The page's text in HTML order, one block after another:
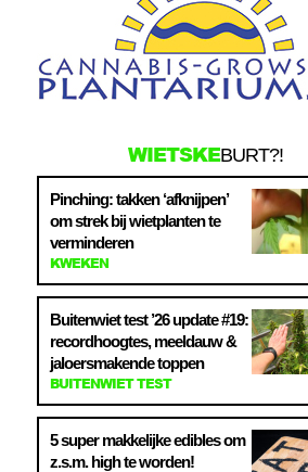
WIETSKEBURT?!
Pinching: takken ‘afknijpen’
om strek bij wietplanten te
verminderen
KWEKEN
Buitenwiet test ’26 update #19:
recordhoogtes, meeldauw &
jaloersmakende toppen
BUITENWIET TEST
5 super makkelijke edibles om
z.s.m. high te worden!